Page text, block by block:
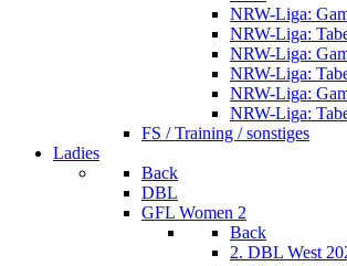
NRW-Liga:
NRW-Liga:
NRW-Liga:
NRW-Liga:
NRW-Liga:
NRW-Liga:
FS / Training / sonstiges
Ladies
Back
DBL
GFL Women 2
Back
2. DBL West